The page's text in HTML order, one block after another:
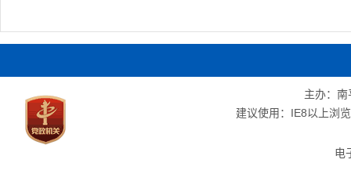
主办：
建议使用：IE8以上浏
电